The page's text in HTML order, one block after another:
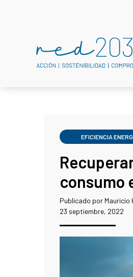
EFICIENCIA
consumo
Publicado por Mauricio
23 septiembre, 2022